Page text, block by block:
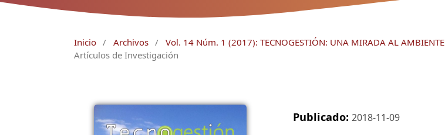
Inicio / Archivos / Vol. 14 Núm. 1 (2017): TECNOGESTIÓN: UNA MIRADA AL AMBIENTE
Artículos de Investigación
Publicado: 2018-11-09